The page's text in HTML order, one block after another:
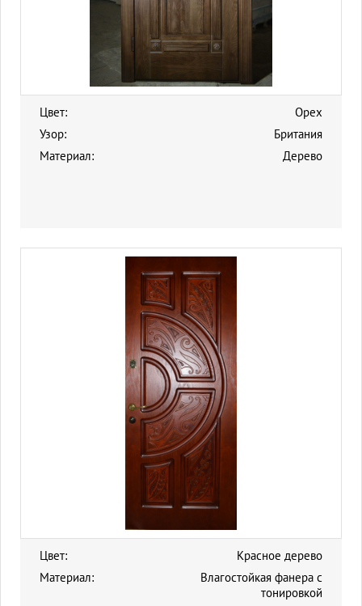
Цвет:
Орех
Узор:
Британия
Материал:
Дерево
Цвет:
Красное дерево
Материал:
Влагостойкая фанера с
тонировкой